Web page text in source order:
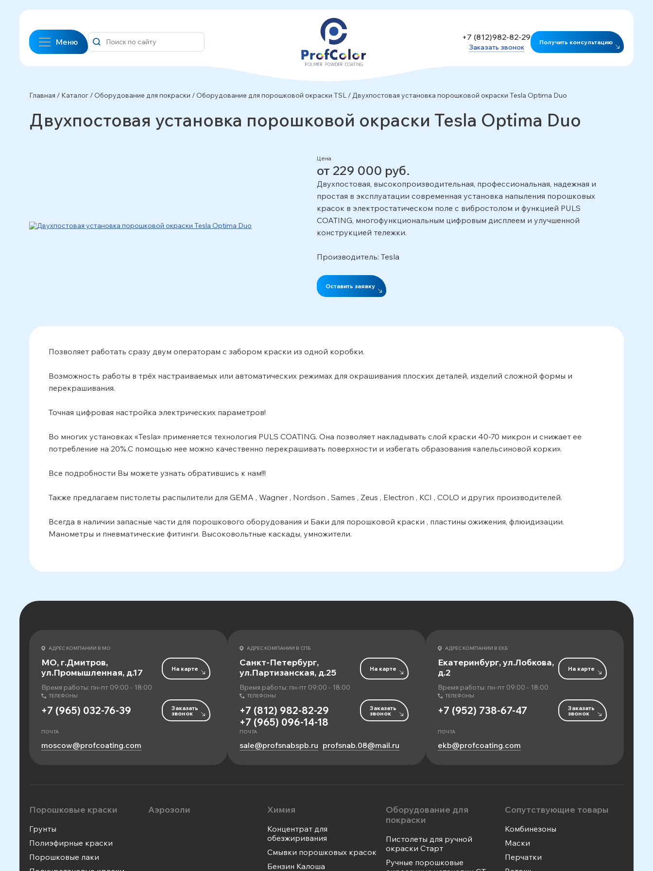
Меню
+7 (812)982-82-29
Заказать звонок
Получить консультацию
Главная / Каталог / Оборудование для покраски / Оборудование для порошковой окраски TSL /Двухпостовая установка порошковой окраски Tesla Optima Duo
Двухпостовая установка порошковой окраски Tesla Optima Duo
Цена
от 229 000 руб.
Двухпостовая, высокопроизводительная, профессиональная, надежная и
простая в эксплуатации современная установка напыления порошковых
красок в электростатическом поле с вибростолом и функцией PULS
COATING, многофункциональным цифровым дисплеем и улучшенной
конструкцией тележки.
Производитель: Tesla
Оставить заявку
Позволяет работать сразу двум операторам с забором краски из одной коробки.
Возможность работы в трёх настраиваемых или автоматических режимах для окрашивания плоских деталей, изделий сложной формы и
перекрашивания.
Точная цифровая настройка электрических параметров!
Во многих установках «Tesla» применяется технология PULS COATING. Она позволяет накладывать слой краски 40-70 микрон и снижает ее
потребление на 20%.С помощью нее можно качественно перекрашивать поверхности и избегать образования «апельсиновой корки».
Все подробности Вы можете узнать обратившись к нам!!!
Также предлагаем пистолеты распылители для GEMA , Wagner , Nordson , Sames , Zeus , Electron , KCI , COLO и других производителей.
Всегда в наличии запасные части для порошкового оборудования и Баки для порошковой краски , пластины ожижения, флюидизации.
Манометры и пневматические фитинги. Высоковольтные каскады, умножители.
АДРЕС КОМПАНИИ В МО
МО, г.Дмитров,
ул.Промышленная, д.17
Время работы: пн-пт 09:00 - 18:00
На карте
ТЕЛЕФОНЫ
+7 (965) 032-76-39 Заказать
звонок
ПОЧТА
moscow@profcoating.com
АДРЕС КОМПАНИИ В СПБ
Санкт-Петербург,
ул.Партизанская, д.25
Время работы: пн-пт 09:00 - 18:00
На карте
ТЕЛЕФОНЫ
+7 (812) 982-82-29
+7 (965) 096-14-18
Заказать
звонок
ПОЧТА
sale@profsnabspb.ru profsnab.08@mail.ru
АДРЕС КОМПАНИИ В ЕКБ
Екатеринбург, ул.Лобкова,
д.2
Время работы: пн-пт 09:00 - 18:00
На карте
ТЕЛЕФОНЫ
+7 (952) 738-67-47 Заказать
звонок
ПОЧТА
ekb@profcoating.com
Порошковые краски
Грунты
Полиэфирные краски
Порошковые лаки
Аэрозоли Химия
Концентрат для
обезжиривания
Смывки порошковых красок
Бензин Калоша
Оборудование для
покраски
Пистолеты для ручной
окраски Старт
Ручные порошковые
Сопутствующие товары
Комбинезоны
Маски
Перчатки